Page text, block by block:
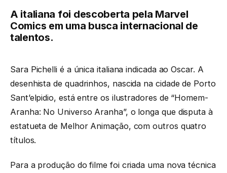
A italiana foi descoberta pela Marvel
Comics em uma busca internacional de
talentos.
Sara Pichelli é a única italiana indicada ao Oscar. A
desenhista de quadrinhos, nascida na cidade de Porto
Sant’elpidio, está entre os ilustradores de “Homem-
Aranha: No Universo Aranha”, o longa que disputa à
estatueta de Melhor Animação, com outros quatro
títulos.
Para a produção do filme foi criada uma nova técnica